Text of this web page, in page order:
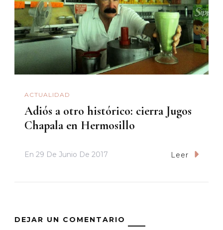
ACTUALIDAD
Adiós a otro histórico: cierra Jugos
Chapala en Hermosillo
En 29 De Junio De 2017 Leer
DEJAR UN COMENTARIO